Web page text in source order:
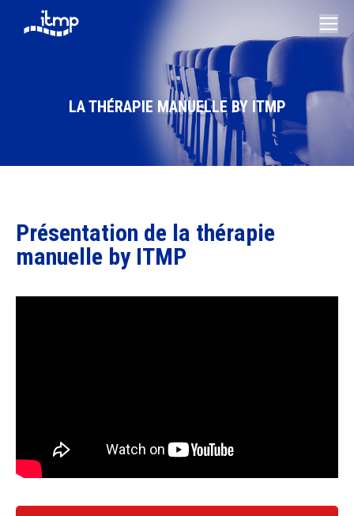
LA THÉRAPIE MANUELLE BY ITMP
Vous êtes ici :
Présentation de la thérapie
manuelle by ITMP